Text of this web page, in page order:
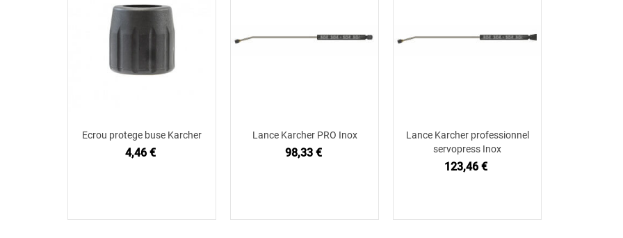
Ajouter au panier
Ecrou protege buse Karcher
4,46 €
Ajouter au panier
Lance Karcher PRO Inox
98,33 €
Ajouter au panier
Lance Karcher professionnel
servopress Inox
123,46 €